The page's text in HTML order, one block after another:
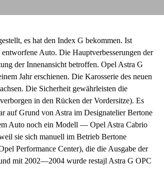
es hat den Index G bekommen. Ist
Auto. Die Hauptverbesserungen der
der Innenansicht betroffen. Opel Astra G
Jahr erschienen. Die Karosserie des neuen
Die Sicherheit gewährleisten die
in den Rücken der Vordersitze). Es
auf Grund von Astra im Designatelier Bertone
Auto noch ein Modell — Opel Astra Cabrio
sie sich manuell im Betrieb Bertone
Performance Center), die die Ausgabe der
mit 2002—2004 wurde restajl Astra G OPC